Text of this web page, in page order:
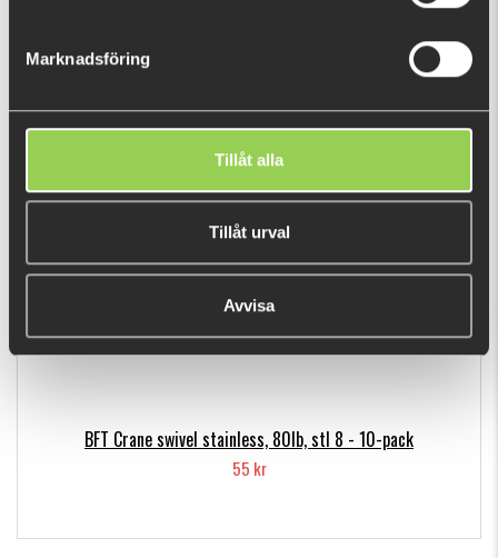
Marknadsföring
Tillåt alla
Tillåt urval
Avvisa
49 kr
DU TITTADE NYLIGEN PÅ
BFT Crane swivel stainless, 80lb, stl 8 - 10-pack
55 kr